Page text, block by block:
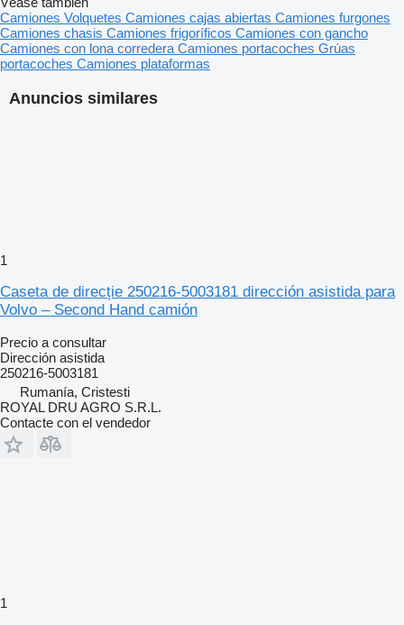
Anuncios similares
1
Caseta de direcție 250216-5003181 dirección asistida para
Volvo – Second Hand camión
Precio a consultar
Dirección asistida
250216-5003181
Rumanía, Cristesti
ROYAL DRU AGRO S.R.L.
Contacte con el vendedor
1
Camiones Volquetes Camiones cajas abiertas Camiones furgones
Camiones chasis Camiones frigoríficos Camiones con gancho
Camiones con lona corredera Camiones portacoches Grúas
portacoches Camiones plataformas